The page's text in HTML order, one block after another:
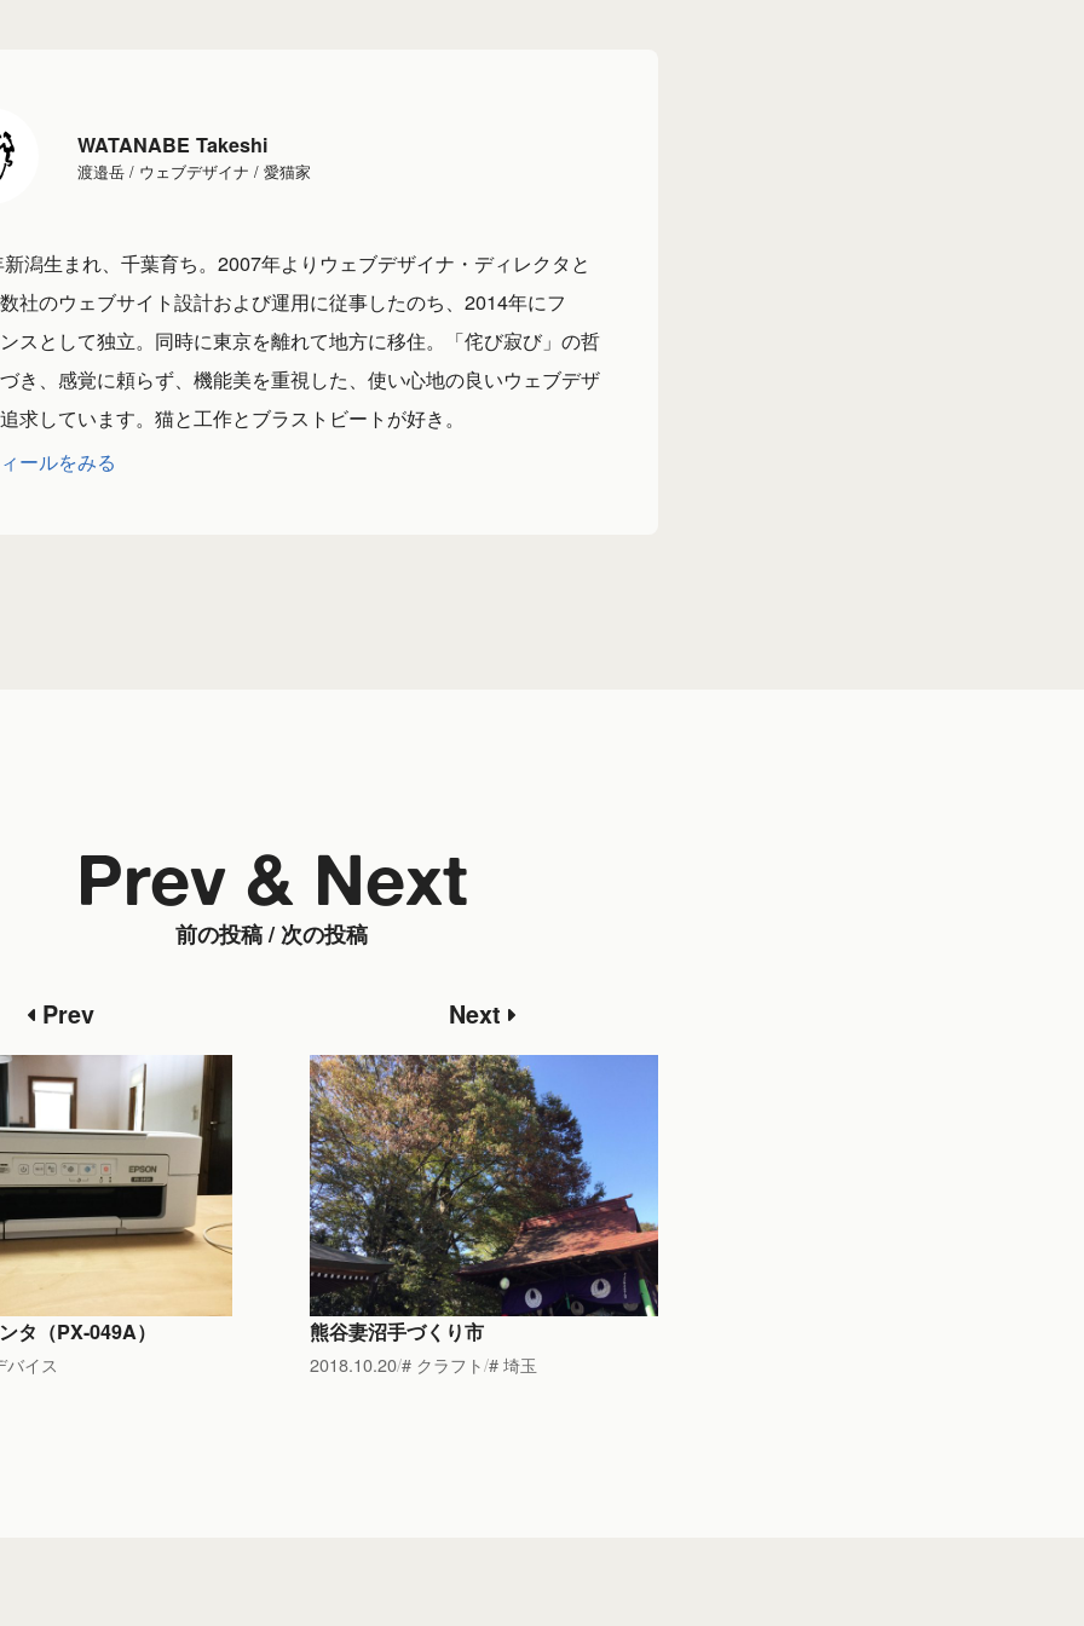
WATANABE Takeshi
渡邉岳 / ウェブデザイナ / 愛猫家
潟生まれ、千葉育ち。2007年よりウェブデザイナ・ディレクタと
社のウェブサイト設計および運用に従事したのち、2014年にフ
スとして独立。同時に東京を離れて地方に移住。「侘び寂び」の哲
き、感覚に頼らず、機能美を重視した、使い心地の良いウェブデザ
求しています。猫と工作とブラストビートが好き。
ールをみる
前の投稿 / 次の投稿
Prev & Next
Prev
タ（PX-049A）
バイス
Next
熊谷妻沼手づくり市
2018.10.20 クラフト 埼玉